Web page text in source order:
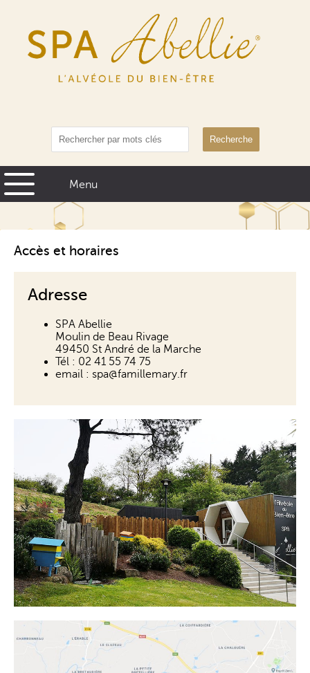
Recherche
Accès et horaires
Adresse
SPA Abellie
Moulin de Beau Rivage
49450 St André de la Marche
Tél : 02 41 55 74 75
email : spa@famillemary.fr